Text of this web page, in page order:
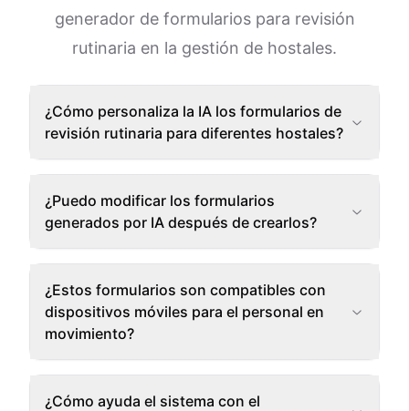
generador de formularios para revisión
rutinaria en la gestión de hostales.
¿Cómo personaliza la IA los formularios de
revisión rutinaria para diferentes hostales?
¿Puedo modificar los formularios
generados por IA después de crearlos?
¿Estos formularios son compatibles con
dispositivos móviles para el personal en
movimiento?
¿Cómo ayuda el sistema con el